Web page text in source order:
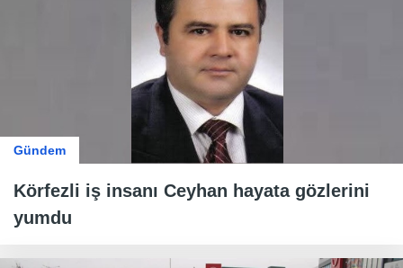
Gündem
Körfezli iş insanı Ceyhan hayata gözlerini
yumdu